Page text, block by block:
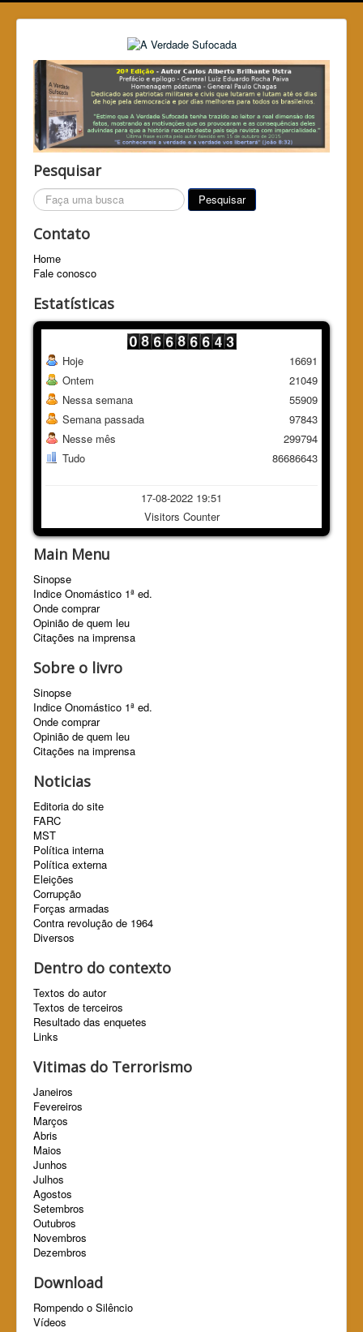
Pesquisar
Pesquisar... Pesquisar
Contato
Home
Fale conosco
Estatísticas
Hoje
Ontem
Nessa semana
Semana passada
Nesse mês
Tudo
16691
21049
55909
97843
299794
86686643
17-08-2022 19:51
Visitors Counter
Main Menu
Sinopse
Indice Onomástico 1ª ed.
Onde comprar
Opinião de quem leu
Citações na imprensa
Sobre o livro
Sinopse
Indice Onomástico 1ª ed.
Onde comprar
Opinião de quem leu
Citações na imprensa
Noticias
Editoria do site
FARC
MST
Política interna
Política externa
Eleições
Corrupção
Forças armadas
Contra revolução de 1964
Diversos
Dentro do contexto
Textos do autor
Textos de terceiros
Resultado das enquetes
Links
Vitimas do Terrorismo
Janeiros
Fevereiros
Marços
Abris
Maios
Junhos
Julhos
Agostos
Setembros
Outubros
Novembros
Dezembros
Download
Rompendo o Silêncio
Vídeos